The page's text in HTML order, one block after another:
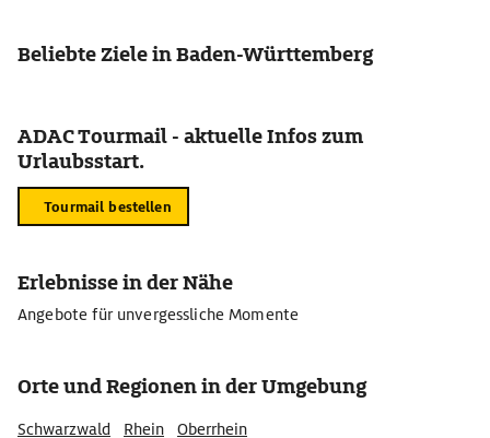
Beliebte Ziele in Baden-Württemberg
ADAC Tourmail - aktuelle Infos zum
Urlaubsstart.
Tourmail bestellen
Erlebnisse in der Nähe
Angebote für unvergessliche Momente
Orte und Regionen in der Umgebung
Schwarzwald Rhein Oberrhein